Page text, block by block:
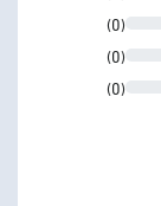
(0)
(0)
(0)